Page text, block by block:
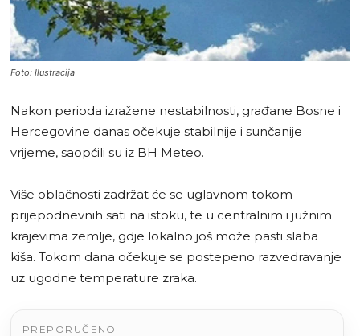
Foto: Ilustracija
Nakon perioda izražene nestabilnosti, građane Bosne i
Hercegovine danas očekuje stabilnije i sunčanije
vrijeme, saopćili su iz BH Meteo.
Više oblačnosti zadržat će se uglavnom tokom
prijepodnevnih sati na istoku, te u centralnim i južnim
krajevima zemlje, gdje lokalno još može pasti slaba
kiša. Tokom dana očekuje se postepeno razvedravanje
uz ugodne temperature zraka.
PREPORUČENO